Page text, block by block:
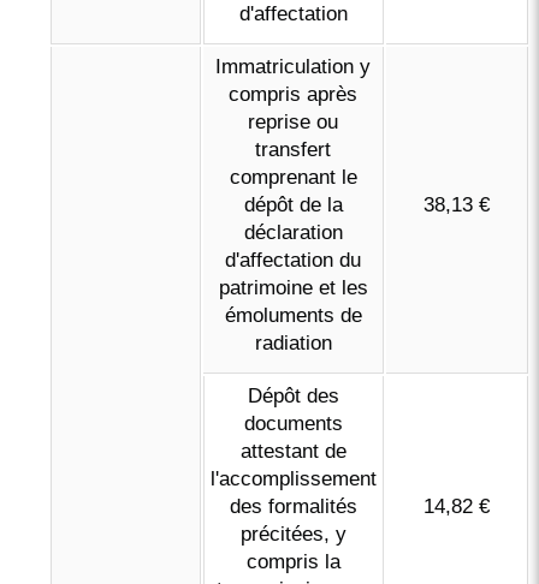
d'affectation
Immatriculation y
compris après
reprise ou
transfert
comprenant le
dépôt de la
déclaration
d'affectation du
patrimoine et les
émoluments de
radiation
38,13 €
Dépôt des
documents
attestant de
l'accomplissement
des formalités
précitées, y
compris la
14,82 €